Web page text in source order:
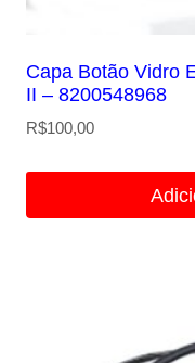
Capa Botão Vidro
II – 8200548968
R$100,00